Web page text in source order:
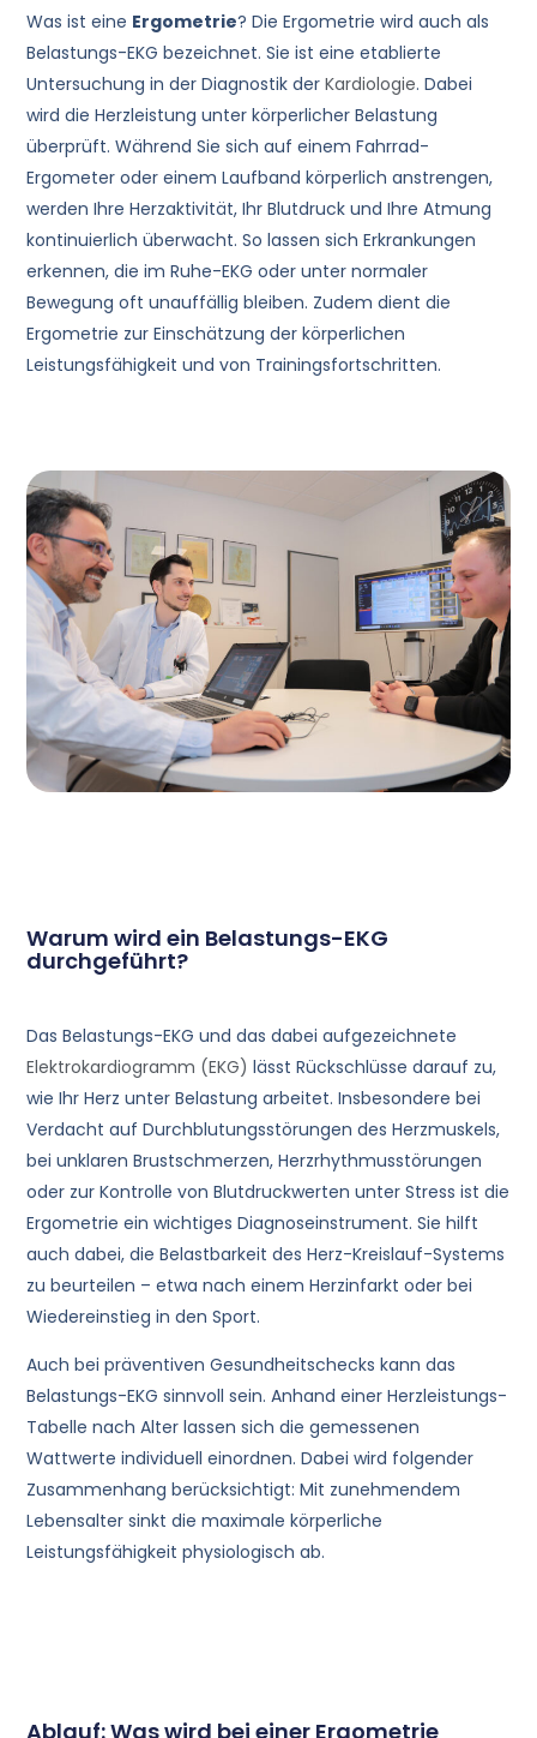
Was ist eine Ergometrie? Die Ergometrie wird auch als
Belastungs-EKG bezeichnet. Sie ist eine etablierte
Untersuchung in der Diagnostik derKardiologie. Dabei
wird die Herzleistung unter körperlicher Belastung
überprüft. Während Sie sich auf einem Fahrrad-
Ergometer oder einem Laufband körperlich anstrengen,
werden Ihre Herzaktivität, Ihr Blutdruck und Ihre Atmung
kontinuierlich überwacht. So lassen sich Erkrankungen
erkennen, die im Ruhe-EKG oder unter normaler
Bewegung oft unauffällig bleiben. Zudem dient die
Ergometrie zur Einschätzung der körperlichen
Leistungsfähigkeit und von Trainingsfortschritten.
Warum wird ein Belastungs-EKG
durchgeführt?
Das Belastungs-EKG und das dabei aufgezeichnete
Elektrokardiogramm (EKG) lässt Rückschlüsse darauf zu,
wie Ihr Herz unter Belastung arbeitet. Insbesondere bei
Verdacht auf Durchblutungsstörungen des Herzmuskels,
bei unklaren Brustschmerzen, Herzrhythmusstörungen
oder zur Kontrolle von Blutdruckwerten unter Stress ist die
Ergometrie ein wichtiges Diagnoseinstrument. Sie hilft
auch dabei, die Belastbarkeit des Herz-Kreislauf-Systems
zu beurteilen – etwa nach einem Herzinfarkt oder bei
Wiedereinstieg in den Sport.
Auch bei präventiven Gesundheitschecks kann das
Belastungs-EKG sinnvoll sein. Anhand einer Herzleistungs-
Tabelle nach Alter lassen sich die gemessenen
Wattwerte individuell einordnen. Dabei wird folgender
Zusammenhang berücksichtigt: Mit zunehmendem
Lebensalter sinkt die maximale körperliche
Leistungsfähigkeit physiologisch ab.
Ablauf: Was wird bei einer Ergometrie